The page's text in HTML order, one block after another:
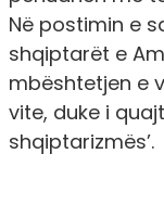
Në postimin e
shqiptarët e
mbështetjen e
vite, duke i
shqiptarizmës’.